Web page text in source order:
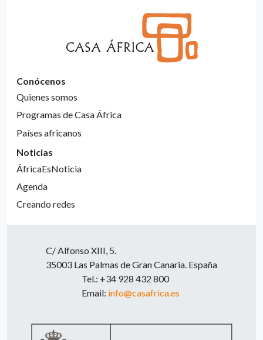
Conócenos
Quienes somos
Programas de Casa África
Países africanos
Noticias
ÁfricaEsNoticia
Agenda
Creando redes
C/ Alfonso XIII, 5.
35003 Las Palmas de Gran Canaria. España
Tel.: +34 928 432 800
Email: info@casafrica.es